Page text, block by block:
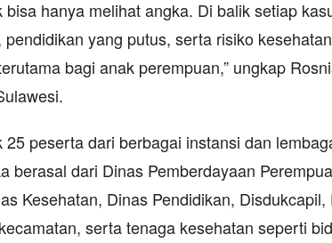
bisa hanya melihat angka. Di balik setiap
pendidikan yang putus, serta risiko
bagi anak perempuan,” ungkap
25 peserta dari berbagai instansi dan
berasal dari Dinas Pemberdayaan
Kesehatan, Dinas Pendidikan, Disdukcapil,
serta tenaga kesehatan seperti